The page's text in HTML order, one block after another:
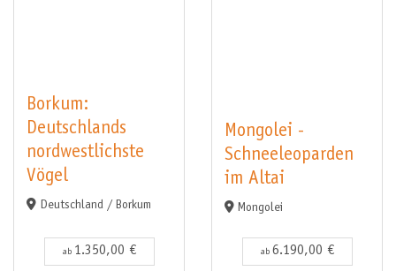
Borkum:
Deutschlands
nordwestlichste
Vögel
Deutschland / Borkum
ab 1.350,00 €
Mongolei -
Schneeleoparden
im Altai
Mongolei
ab 6.190,00 €